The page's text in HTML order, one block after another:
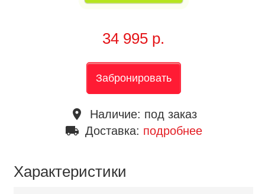
34 995 р.
Забронировать
place Наличие: под заказ
local_shipping Доставка: подробнее
Характеристики